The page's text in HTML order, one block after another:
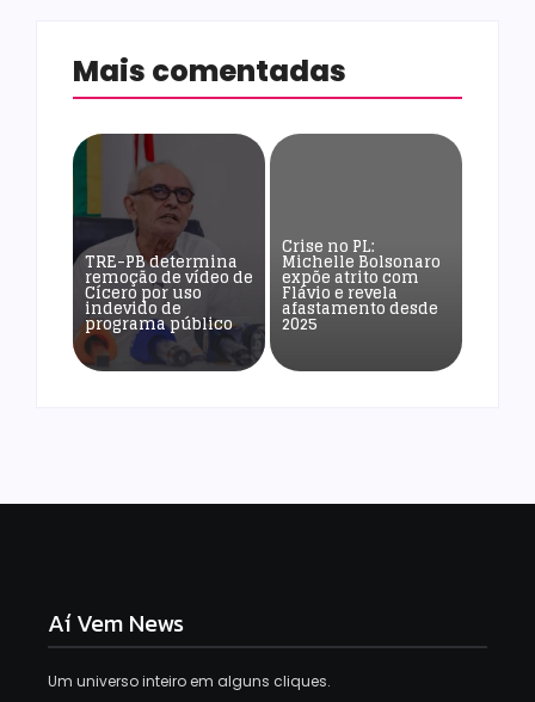
Mais comentadas
TRE-PB determina
remoção de vídeo de
Cícero por uso
indevido de
programa público
Crise no PL:
Michelle Bolsonaro
expõe atrito com
Flávio e revela
afastamento desde
2025
Aí Vem News
Um universo inteiro em alguns cliques.